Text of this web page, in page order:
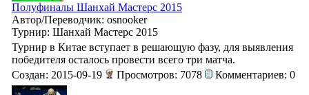
Полуфиналы Шанхай Мастерс 2015
Автор/Переводчик: osnooker
Турнир: Шанхай Мастерс 2015
Турнир в Китае вступает в решающую фазу, для выявления
победителя осталось провести всего три матча.
Создан: 2015-09-19
Просмотров: 7078 Комментариев: 0